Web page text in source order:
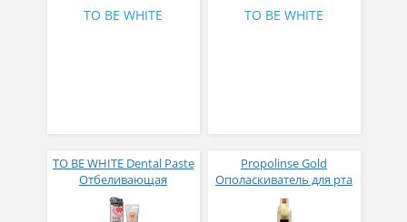
TO BE WHITE TO BE WHITE
TO BE WHITE Dental Paste
Отбеливающая
лечебная паста 100 гр
Propolinse Gold
Ополаскиватель для рта
с экстрактом цветков
апельсина 600 мл